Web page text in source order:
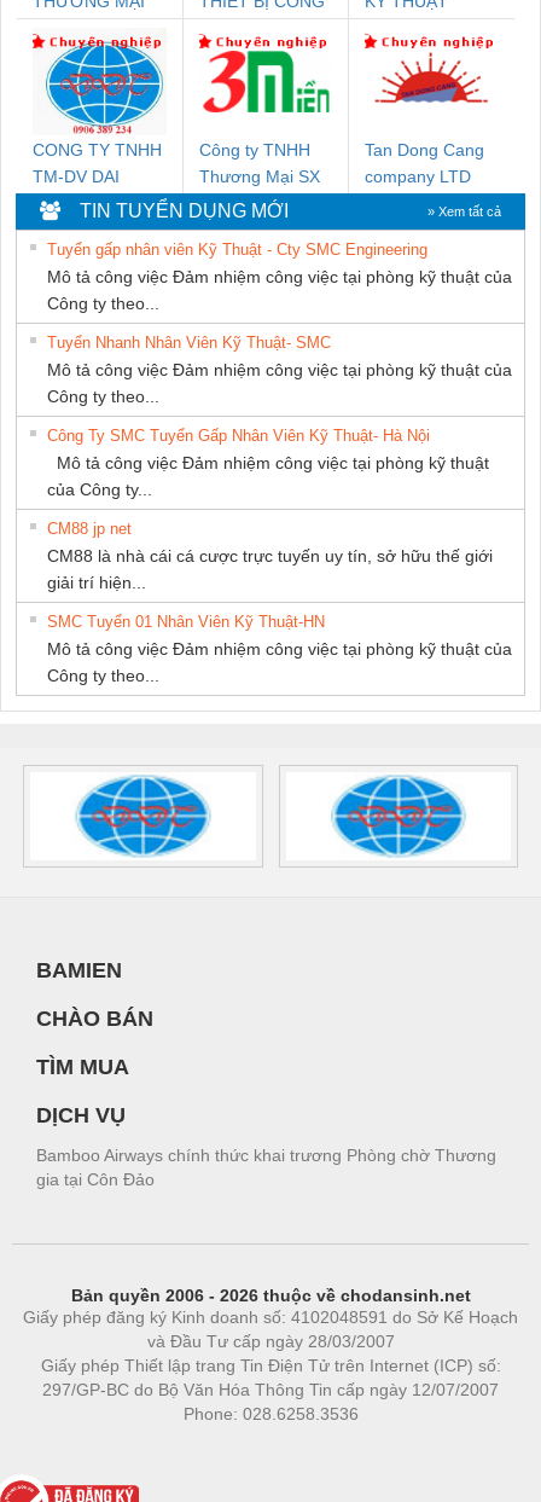
NAM
SETSUBI VIỆT
NAM
NAM
CONG TY TNHH
TM-DV DAI
DONG THANH
Công ty TNHH
Thương Mại SX
Ba Miền
Tan Dong Cang
company LTD
TIN TUYỂN DỤNG MỚI » Xem tất cả
Tuyển gấp nhân viên Kỹ Thuật - Cty SMC Engineering
Mô tả công việc Đảm nhiệm công việc tại phòng kỹ thuật của
Công ty theo...
Tuyển Nhanh Nhân Viên Kỹ Thuật- SMC
Mô tả công việc Đảm nhiệm công việc tại phòng kỹ thuật của
Công ty theo...
Công Ty SMC Tuyển Gấp Nhân Viên Kỹ Thuật- Hà Nội
Mô tả công việc Đảm nhiệm công việc tại phòng kỹ thuật
của Công ty...
CM88 jp net
CM88 là nhà cái cá cược trực tuyến uy tín, sở hữu thế giới
giải trí hiện...
SMC Tuyển 01 Nhân Viên Kỹ Thuật-HN
Mô tả công việc Đảm nhiệm công việc tại phòng kỹ thuật của
Công ty theo...
BAMIEN
CHÀO BÁN
TÌM MUA
DỊCH VỤ
Bamboo Airways chính thức khai trương Phòng chờ Thương
gia tại Côn Đảo
Bản quyền 2006 - 2026 thuộc về chodansinh.net
Giấy phép đăng ký Kinh doanh số: 4102048591 do Sở Kế Hoạch
và Đầu Tư cấp ngày 28/03/2007
Giấy phép Thiết lập trang Tin Điện Tử trên Internet (ICP) số:
297/GP-BC do Bộ Văn Hóa Thông Tin cấp ngày 12/07/2007
Phone: 028.6258.3536